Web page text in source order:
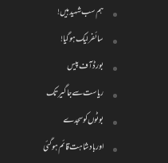
ہم سب شہید ہیں!
سائفر لیک ہو گیا!
بورڈ آف پیس
ریاست سے جاگیر تک
بوٹوں کو سجدے
اور بادشاہت قائم ہو گئی